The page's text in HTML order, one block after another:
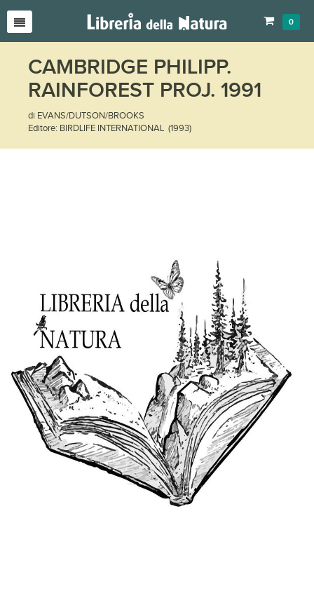
0
CAMBRIDGE PHILIPP.
RAINFOREST PROJ. 1991
di EVANS/DUTSON/BROOKS
Editore: BIRDLIFE INTERNATIONAL (1993)